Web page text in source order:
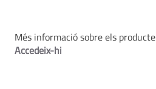
Més informació sobre els
Accedeix-hi